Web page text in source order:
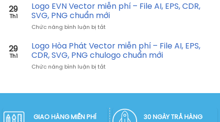
PNG
chuẩn
File
AI,
CDR,
PNG
chuẩn
Bamboo
Airways
miễn
–
File
EPS,
mới
29
Th1
Logo EVN Vector miễn phí – File AI, EPS, CDR,
SVG, PNG chuẩn mới
Chức năng bình luận bị tắtở
EVN
Vector
miễn
phí
AI,
CDR,
SVG,
29
Th1
Logo Hòa Phát Vector miễn phí – File AI, EPS,
CDR, SVG, PNG chulogo chuẩn mới
Chức năng bình luận bị tắtở
miễn
phí
GIAO HÀNG MIỄN PHÍ
30 NGÀY TRẢ HÀNG